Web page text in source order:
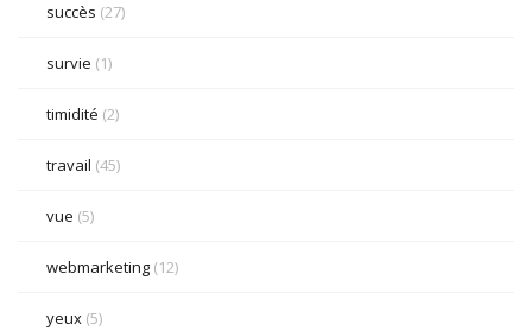
succès (27)
survie (1)
timidité (2)
travail (45)
vue (5)
webmarketing (12)
yeux (5)